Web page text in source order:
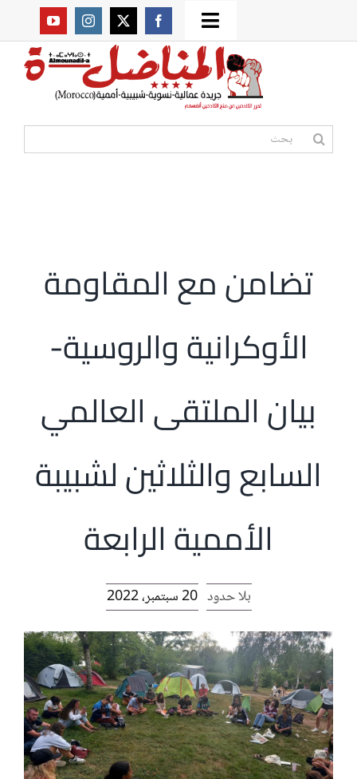
to
Toggle
Navigation
من نحن؟
مقالات
افتتاحية موقع المناضل-ة
روابط
البحث
تضامن مع المقاومة
الأوكرانية والروسية-
بيان الملتقى العالمي
السابع والثلاثين لشبيبة
الأممية الرابعة
بلا حدود 20 سبتمبر، 2022